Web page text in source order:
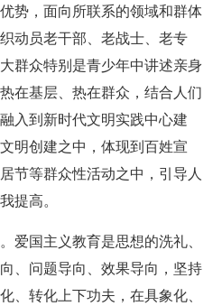
势，面向所联系的领域和群体
动员老干部、老战士、老专
群众特别是青少年中讲述亲身
在基层、热在群众，结合人们
入到新时代文明实践中心建
明创建之中，体现到百姓宣
节等群众性活动之中，引导人
提高。
爱国主义教育是思想的洗礼、
、问题导向、效果导向，坚持
、转化上下功夫，在具象化、